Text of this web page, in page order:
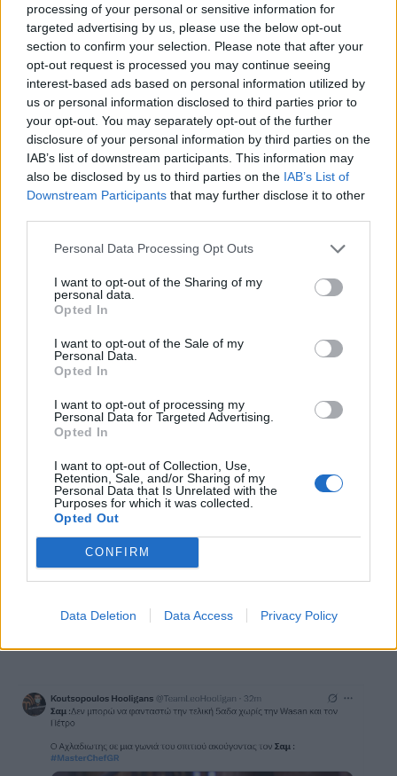
processing of your personal or sensitive information for
targeted advertising by us, please use the below opt-out
section to confirm your selection. Please note that after your
opt-out request is processed you may continue seeing
interest-based ads based on personal information utilized by
us or personal information disclosed to third parties prior to
your opt-out. You may separately opt-out of the further
disclosure of your personal information by third parties on the
IAB’s list of downstream participants. This information may
also be disclosed by us to third parties on the IAB’s List of
Downstream Participants that may further disclose it to other
Personal Data Processing Opt Outs
I want to opt-out of the Sharing of my
personal data.
Opted In
I want to opt-out of the Sale of my
Personal Data.
Opted In
I want to opt-out of processing my
Personal Data for Targeted Advertising.
Opted In
I want to opt-out of Collection, Use,
Retention, Sale, and/or Sharing of my
Personal Data that Is Unrelated with the
Purposes for which it was collected.
Opted Out
CONFIRM
Data Deletion Data Access Privacy Policy
αποχώρηση.
Το πήρε ξανά κατάκαρδα και θύμωσε- όχι
όπως την περασμένη εβδομάδα - γιατί
περίμενε πως δεν θα τον ξαναψήφιζαν και θα
προτιμούσαν μόνο τον Τάσο. Αλλά το
καταχάρηκε στη συνέχεια γιατί στη δοκιμασία
αποχώρησης είχε υψηλή βαθμολογία και
σώθηκε.
https://www.instagram.com/reel/DYDHj0EMsA
πολύτιμο πλεονέκτημα για να σώσει έναν
παίκτη τουκαι προτίμησε αυτή τη φορά τον
Σαμ που είχε επιτυχία στο γλυκό και έτσι πήρε
παράταση για μία εβδομάδα η αποχώρησή του
Τα spoilers δεν επιβεβαιώθηκαν στο απόλυτο.
Αλλά ότι θα φύγει ο Σαμ πριν την «μάχη των
μαχών», θα φύγει.Αυτό που μας έκανε
εντύπωση χθες, ήταν πως για πρώτη φορά ο
πως δεν θα ήθελε να αποχωρήσει.